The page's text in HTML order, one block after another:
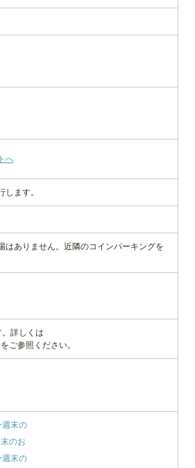
へ
ます。
はありません。近隣のコインパーキングを
。詳しくは
ご参照ください。
週末の
のお
週末の